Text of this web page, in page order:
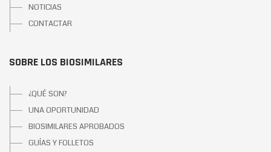
NOTICIAS
CONTACTAR
SOBRE LOS BIOSIMILARES
¿QUÉ SON?
UNA OPORTUNIDAD
BIOSIMILARES APROBADOS
GUÍAS Y FOLLETOS